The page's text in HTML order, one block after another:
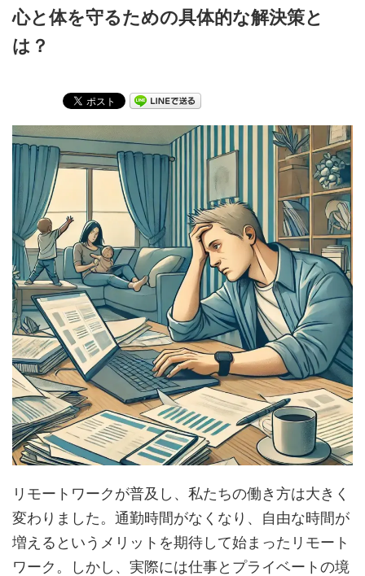
心と体を守るための具体的な解決策と
は？
リモートワークが普及し、私たちの働き方は大きく
変わりました。通勤時間がなくなり、自由な時間が
増えるというメリットを期待して始まったリモート
ワーク。しかし、実際には仕事とプライベートの境